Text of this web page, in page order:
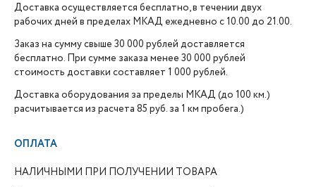
Доставка осуществляется бесплатно, в течении двух
рабочих дней в пределах МКАД ежедневно с 10.00 до 21.00.
Заказ на сумму свыше 30 000 рублей доставляется
бесплатно. При сумме заказа менее 30 000 рублей
стоимость доставки составляет 1 000 рублей.
Доставка оборудования за пределы МКАД (до 100 км.)
расчитывается из расчета 85 руб. за 1 км пробега.)
ОПЛАТА
НАЛИЧНЫМИ ПРИ ПОЛУЧЕНИИ ТОВАРА